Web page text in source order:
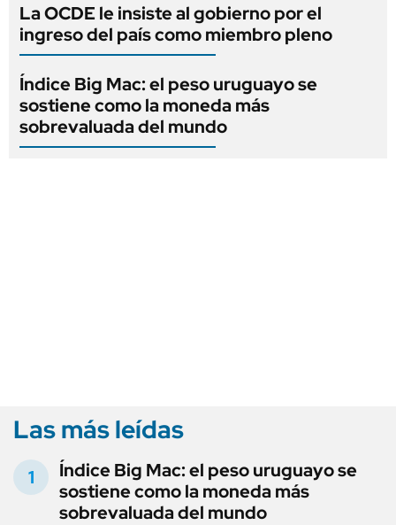
La OCDE le insiste al gobierno por el
ingreso del país como miembro pleno
Índice Big Mac: el peso uruguayo se
sostiene como la moneda más
sobrevaluada del mundo
Las más leídas
Índice Big Mac: el peso uruguayo se
sostiene como la moneda más
sobrevaluada del mundo